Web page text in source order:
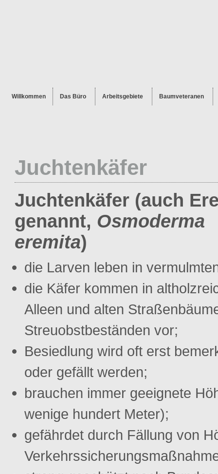
Willkommen Das Büro Arbeitsgebiete Baumveteranen
Juchtenkäfer
Juchtenkäfer (auch
genannt, Osmoderma
eremita)
die Larven leben in
die Käfer kommen in
Alleen und alten
Streuobstbeständen vor;
Besiedlung wird oft erst
oder gefällt werden;
brauchen immer geeignete
wenige hundert Meter);
gefährdet durch Fällung von